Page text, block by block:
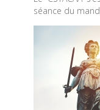
séance du